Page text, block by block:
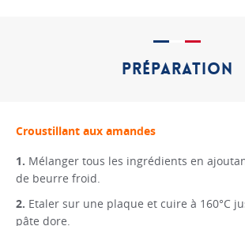
PRÉPARATION
Croustillant aux amandes
Mélanger tous les ingrédients en
de beurre froid.
Etaler sur une plaque et cuire à 160°C
pâte dore.